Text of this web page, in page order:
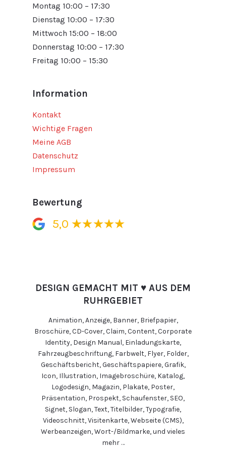
Montag 10:00 – 17:30
Dienstag 10:00 – 17:30
Mittwoch 15:00 – 18:00
Donnerstag 10:00 – 17:30
Freitag 10:00 – 15:30
Information
Kontakt
Wichtige Fragen
Meine AGB
Datenschutz
Impressum
Bewertung
5,0
DESIGN GEMACHT MIT ♥ AUS DEM
RUHRGEBIET
Animation,Anzeige, Banner, Briefpapier,
Broschüre,CD-Cover,Claim,Content,Corporate
Identity, Design Manual, Einladungskarte,
Fahrzeugbeschriftung, Farbwelt, Flyer, Folder,
Geschäftsbericht,Geschäftspapiere,Grafik,
Icon, Illustration, Imagebroschüre, Katalog,
Logodesign, Magazin, Plakate, Poster,
Präsentation, Prospekt, Schaufenster, SEO,
Signet, Slogan,Text,Titelbilder,Typografie,
Videoschnitt,Visitenkarte,Webseite (CMS),
Werbeanzeigen,Wort-/Bildmarke, und vieles
mehr …